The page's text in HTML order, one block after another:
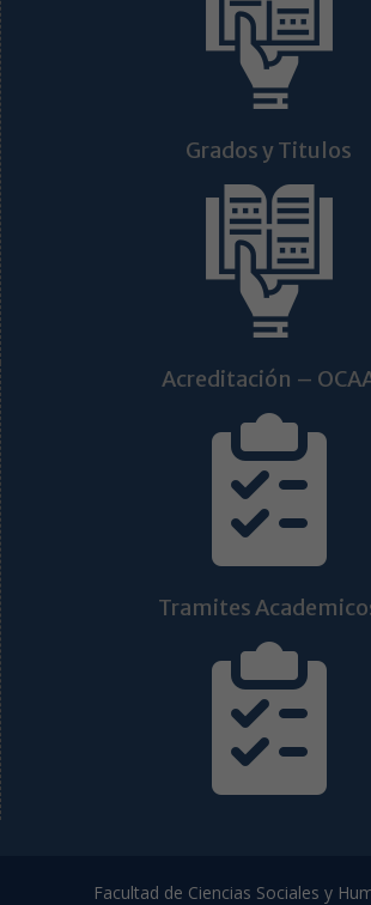
Grados y Titulos
Acreditación –
Tramites
Facultad de Ciencias Sociales y